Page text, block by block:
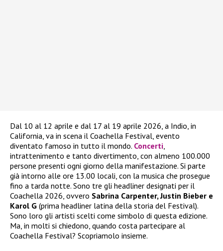
Dal 10 al 12 aprile e dal 17 al 19 aprile 2026, a Indio, in
California, va in scena il Coachella Festival, evento
diventato famoso in tutto il mondo. Concerti,
intrattenimento e tanto divertimento, con almeno 100.000
persone presenti ogni giorno della manifestazione. Si parte
già intorno alle ore 13.00 locali, con la musica che prosegue
fino a tarda notte. Sono tre gli headliner designati per il
Coachella 2026, ovvero Sabrina Carpenter, Justin Bieber e
Karol G (prima headliner latina della storia del Festival).
Sono loro gli artisti scelti come simbolo di questa edizione.
Ma, in molti si chiedono, quando costa partecipare al
Coachella Festival? Scopriamolo insieme.